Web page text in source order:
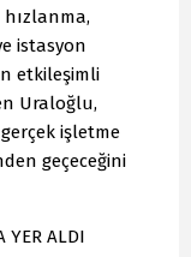
hızlanma,
istasyon
etkileşimli
Uraloğlu,
işletme
geçeceğini
YER ALDI